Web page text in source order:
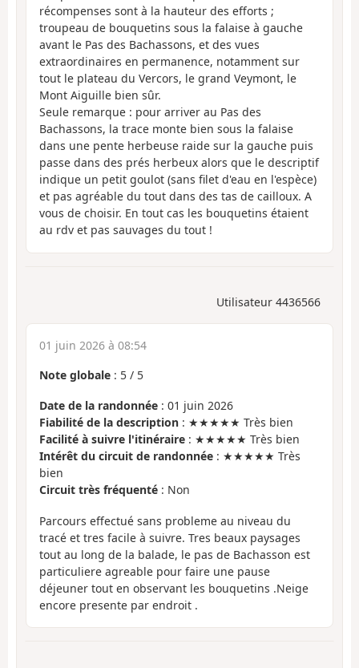
récompenses sont à la hauteur des efforts ;
troupeau de bouquetins sous la falaise à gauche
avant le Pas des Bachassons, et des vues
extraordinaires en permanence, notamment sur
tout le plateau du Vercors, le grand Veymont, le
Mont Aiguille bien sûr.
Seule remarque : pour arriver au Pas des
Bachassons, la trace monte bien sous la falaise
dans une pente herbeuse raide sur la gauche puis
passe dans des prés herbeux alors que le descriptif
indique un petit goulot (sans filet d'eau en l'espèce)
et pas agréable du tout dans des tas de cailloux. A
vous de choisir. En tout cas les bouquetins étaient
au rdv et pas sauvages du tout !
Utilisateur 4436566
01 juin 2026 à 08:54
Note globale : 5 / 5
Date de la randonnée : 01 juin 2026
Fiabilité de la description : ★★★★★ Très bien
Facilité à suivre l'itinéraire : ★★★★★ Très bien
Intérêt du circuit de randonnée : ★★★★★ Très
bien
Circuit très fréquenté : Non
Parcours effectué sans probleme au niveau du
tracé et tres facile à suivre. Tres beaux paysages
tout au long de la balade, le pas de Bachasson est
particuliere agreable pour faire une pause
déjeuner tout en observant les bouquetins .Neige
encore presente par endroit .